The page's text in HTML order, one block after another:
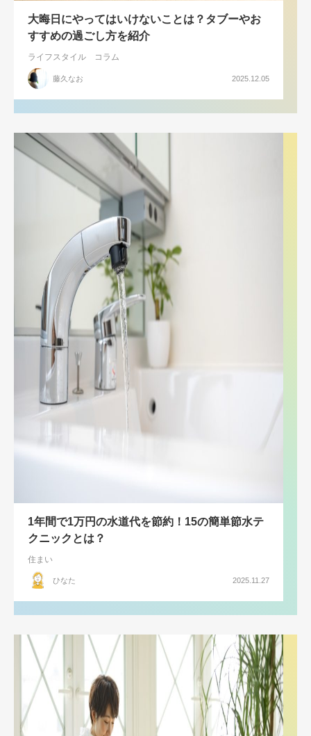
大晦日にやってはいけないことは？タブーやお
すすめの過ごし方を紹介
ライフスタイル コラム
藤久なお 2025.12.05
1年間で1万円の水道代を節約！15の簡単節水テ
クニックとは？
住まい
ひなた 2025.11.27